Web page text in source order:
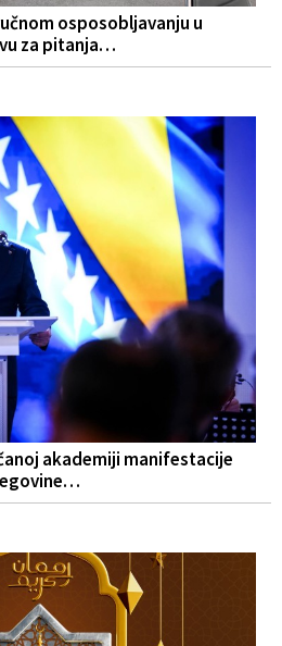
osposobljavanju u
za pitanja…
akademiji manifestacije